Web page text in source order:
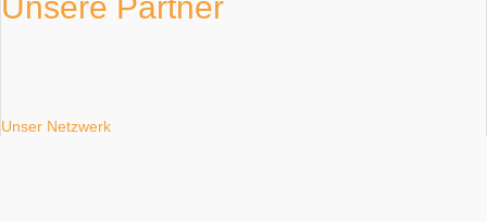
Unsere Partner
Unser Netzwerk